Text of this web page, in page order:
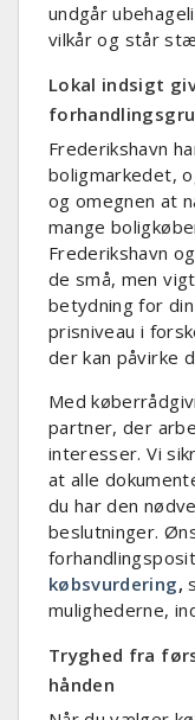
undgår
vilkår og står
Lokal indsigt
Frederikshavn
boligmarkedet,
og omegnen at
mange
Frederikshavn
de små, men
betydning for
prisniveau i
der kan påvirke
Med
partner, der
interesser. Vi
at alle
du har den
beslutninger.
købsvurdering,
mulighederne,
Tryghed fra
hånden